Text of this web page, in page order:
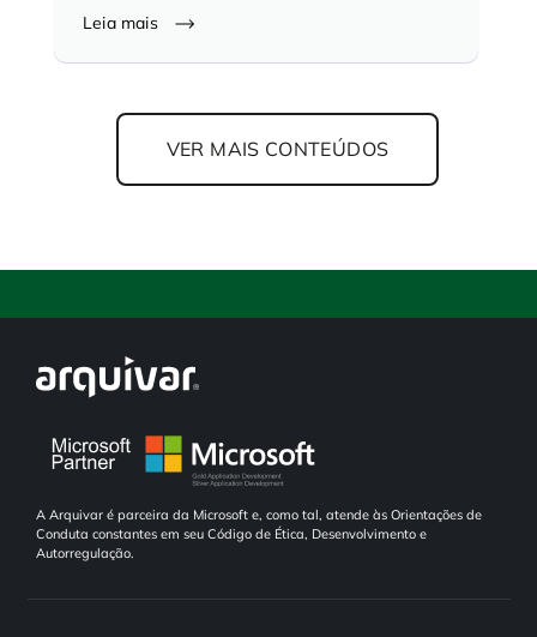
Leia mais
VER MAIS CONTEÚDOS
A Arquivar é parceira da Microsoft e, como tal, atende às Orientações de
Conduta constantes em seu Código de Ética, Desenvolvimento e
Autorregulação.